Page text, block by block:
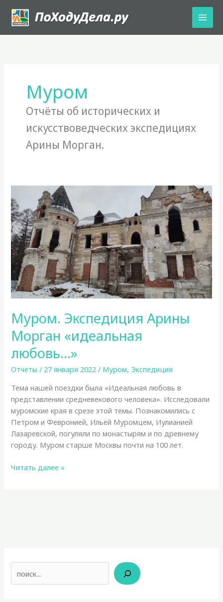
содержимому
Муром
Отчёты об исторических и
искусствоведческих экспедициях
Арины Морган.
Муром. Экспедиция Арины
Морган «идеальная
любовь…»
Отчеты / 27 января 2022/ Муром, Экспедиция
Тема нашей поездки была «Идеальная любовь в
представлении средневекового человека». Исследовали
муромские края в срезе этой темы. Познакомились с
Петром и Февронией, Ильёй Муромцем, Иулианией
Лазаревской, погуляли по монастырям и по древнему
городу. Муром старше Москвы почти на 100 лет.
Муром.
Читать далее »